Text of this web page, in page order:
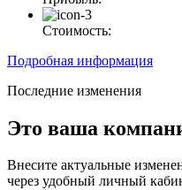
Стоимость:
Подробная информация
Последние изменения
Это ваша
Внесите актуальные
через удобный личный